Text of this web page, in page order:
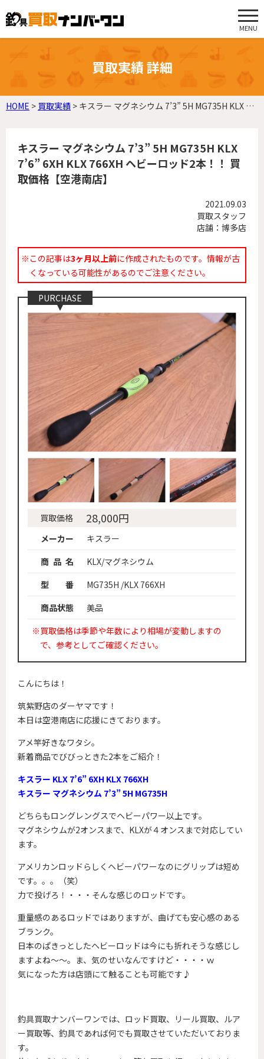
MENU
買取実績 詳細
HOME > 買取実績 > キスラー マグネシウム 7’3” 5H MG735H KLX 7’6” 6XH KLX 766XH ヘビーロッド2本！！ 買取価格【空港南店】
キスラー マグネシウム 7’3” 5H MG735H KLX
7’6” 6XH KLX 766XH ヘビーロッド2本！！ 買
取価格【空港南店】
2021.09.03
買取スタッフ
店舗：博多店
※この記事は3ヶ月以上前に作成されたものです。情報が古
くなっている可能性があるのでご注意ください。
PURCHASE
買取価格 28,000円
メーカー
キスラー
商 品 名
KLX/マグネシウム
型 番
MG735H /KLX 766XH
商品状態
美品
※買取価格は季節や年数により相場が変動しますの
で、参考としてご確認ください。
こんにちは！
筑紫野店のダーヤマです！
本日は空港南店に応援にきております。
アメ竿好きなワタシ。
新着商品でびびっときた2本をご紹介！
キスラー KLX 7’6” 6XH KLX 766XH
キスラー マグネシウム 7’3” 5H MG735H
どちらもロングレングスでヘビーパワー以上です。
マグネシウムが2オンスまで、KLXが４オンスまで対応してい
ます。
アメリカンロッドらしくヘビーパワーなのにグリップは短め
です。。。（笑）
力で投げろ！・・・そんな感じのロッドです。
重量感のあるロッドではありますが、曲げても安心感のある
ブランク。
日本のぱきっとしたヘビーロッドは今にも折れそうな感じし
ますよね～～。ま、気のせいなんですけど・・・・ｗ
気になった方は店頭にて触ることも可能です♪
釣具買取ナンバーワンでは、ロッド買取、リール買取、ルア
ー買取等、釣具であれば何でも買取させていただいておりま
す。